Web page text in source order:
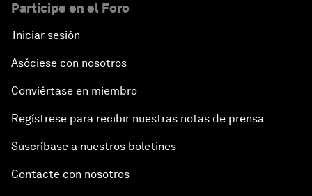
Participe en el Foro
Iniciar sesión
Asóciese con nosotros
Conviértase en miembro
Regístrese para recibir nuestras notas de prensa
Suscríbase a nuestros boletines
Contacte con nosotros